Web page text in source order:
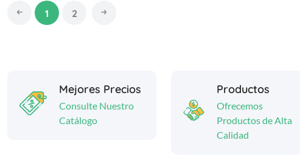
1 2
Mejores Precios
Consulte Nuestro
Catálogo
Productos
Ofrecemos
Productos de Alta
Calidad